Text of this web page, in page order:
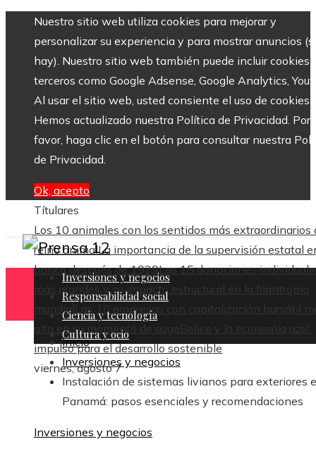
Nuestro sitio web utiliza cookies para mejorar y
personalizar su experiencia y para mostrar anuncios
hay). Nuestro sitio web también puede incluir cookies
terceros como Google Adsense, Google Analytics,
Al usar el sitio web, usted consiente el uso de cookies.
Hemos actualizado nuestra Política de Privacidad. Por
favor, haga clic en el botón para consultar nuestra
de Privacidad.
Ok, acepto
Títulares
Los 10 animales con los sentidos más extraordinarios
reino animalLa importancia de la supervisión estatal
banca después de 1929Las 15 donaciones
más grandes y su impacto estructural en la filantropía
mundial Las 10 empresas con capitalización bursátil
alta en su momento de auge Belice y la economía azul:
impulso para el desarrollo sostenible
viernes, agosto 7
Inversiones y negocios
Responsabilidad social
Ciencia y tecnología
Cultura y ocio
Inicio
Inversiones y negocios
Instalación de sistemas livianos para exteriores
Panamá: pasos esenciales y recomendaciones
Inversiones y negocios